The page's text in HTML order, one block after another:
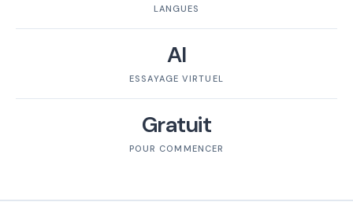
LANGUES
AI
ESSAYAGE VIRTUEL
Gratuit
POUR COMMENCER